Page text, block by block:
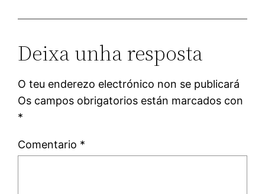
Deixa unha resposta
O teu enderezo electrónico non se publicará
Os campos obrigatorios están marcados con
*
Comentario *